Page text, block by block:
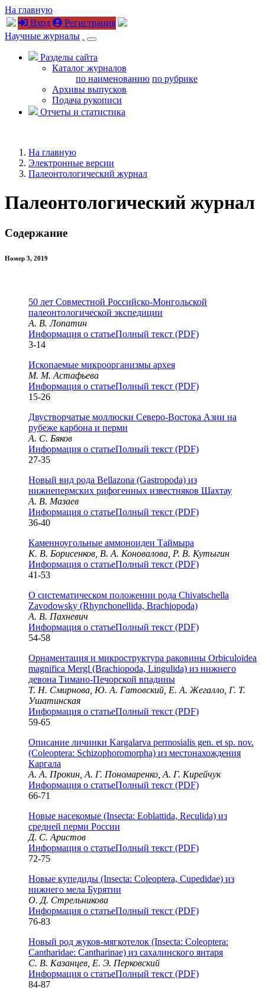
На главную
Вход
Регистрация
Научные журналы
Разделы сайта
Каталог журналов
по наименованию по рубрике
Архивы выпусков
Подача рукописи
Отчеты и статистика
На главную
Электронные версии
Палеонтологический журнал
Палеонтологический журнал
Содержание
Номер 3, 2019
50 лет Совместной Российско-Монгольской
палеонтологической экспедиции
А. В. Лопатин
Информация о статьеПолный текст (PDF)
3-14
Ископаемые микроорганизмы архея
М. М. Астафьева
Информация о статьеПолный текст (PDF)
15-26
Двустворчатые моллюски Северо-Востока Азии на
рубеже карбона и перми
А. С. Бяков
Информация о статьеПолный текст (PDF)
27-35
Новый вид рода Bellazona (Gastropoda) из
нижнепермских рифогенных известняков Шахтау
А. В. Мазаев
Информация о статьеПолный текст (PDF)
36-40
Каменноугольные аммоноидеи Таймыра
К. В. Борисенков, В. А. Коновалова, Р. В. Кутыгин
Информация о статьеПолный текст (PDF)
41-53
О систематическом положении рода Chivatschella
Zavodowsky (Rhynchonellida, Brachiopoda)
А. В. Пахневич
Информация о статьеПолный текст (PDF)
54-58
Орнаментация и микроструктура раковины Orbiculoidea
magnifica Mergl (Brachiopoda, Lingulida) из нижнего
девона Тимано-Печoрской впадины
Т. Н. Смирнова, Ю. А. Гатовский, Е. А. Жегалло, Г. Т.
Ушатинская
Информация о статьеПолный текст (PDF)
59-65
Описание личинки Kargalarva permosialis gen. et sp. nov.
(Coleoptera: Schizophoromorpha) из местонахождения
Каргала
А. А. Прокин, А. Г. Пономаренко, А. Г. Кирейчук
Информация о статьеПолный текст (PDF)
66-71
Новые насекомые (Insecta: Eoblattida, Reculida) из
средней перми России
Д. С. Аристов
Информация о статьеПолный текст (PDF)
72-75
Новые купедиды (Insecta: Coleoptera, Cupedidae) из
нижнего мела Бурятии
О. Д. Стрельникова
Информация о статьеПолный текст (PDF)
76-83
Новый род жуков-мягкотелок (Insecta: Coleoptera:
Cantharidae: Cantharinae) из сахалинского янтаря
С. В. Казанцев, Е. Э. Перковский
Информация о статьеПолный текст (PDF)
84-87